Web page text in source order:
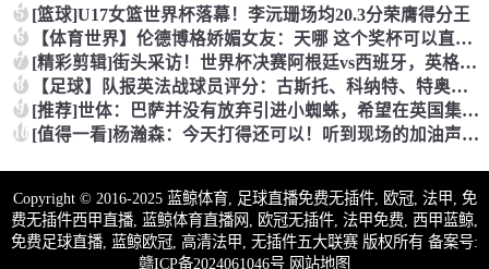
5 [篮球]U17女篮世界杯落幕！李沅珊场均20.3分荣膺得分王
6 【体育世界】伦德博格娇媚女友：天哪 这个奖杯可以直接放进我们
7 [精彩剪辑]街头采访！世界杯决赛阿根廷vs西班牙，英格兰球迷
8 【足球】队报英法战球员评分：古斯托、科纳特、特奥、杜埃、谢尔
9 [推荐]世体：巴萨并没有放弃引进小蜘蛛，希望在英国集训期间完
10 [值得一看]杨瀚森：今天打得还可以！听到现场的加油声了！感谢
Copyright © 2016-2025 蓝鲸体育, 足球直播免费无插件, 欧冠, 法甲, 免
费无插件西甲直播, 蓝鲸体育直播网, 欧冠无插件, 法甲免费, 西甲蓝鲸,
免费足球直播, 蓝鲸欧冠, 高清法甲, 无插件五大联赛 版权所有 备案号:
赣ICP备2024061046号 网站地图